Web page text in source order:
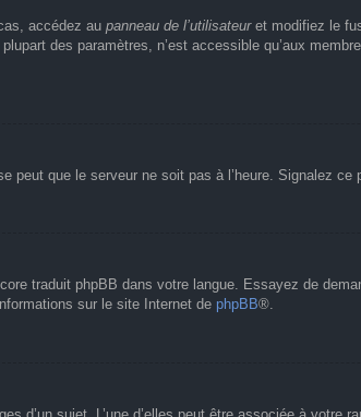
accédez au panneau de l’utilisateuret modifiez le
des paramètres, n’est accessible qu’aux
que le serveur ne soit pas à l’heure. Signalez ce
traduit phpBB dans votre langue. Essayez de
sur le site Internet de phpBB®.